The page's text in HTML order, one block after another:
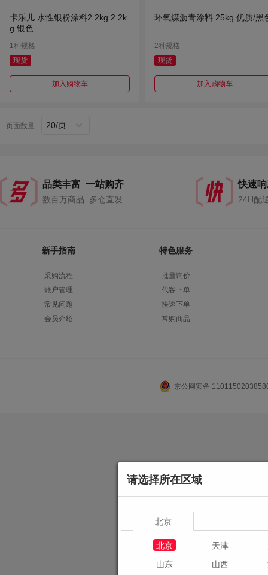
卡乐儿 水性银粉涂料2.2kg 2.2k
g 银色
1种规格
现货
加入购物车
环氧煤沥青涂料 25kg 优质/黑
2种规格
现货
加入购物车
页面数量 20/页
品类丰富 一站购齐
数百万商品 多仓直发
快速
24H配
新手指南
采购流程
账户管理
常见问题
会员介绍
特色服务
批量询价
代客下单
快速下单
常购商品
京公网安备
请选择所在区域
北京
北京
天津
山东
山西